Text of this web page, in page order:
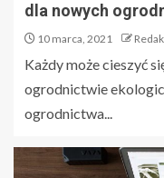
dla nowych
10 marca, 2021
Każdy może cieszyć
ogrodnictwie
ogrodnictwa...